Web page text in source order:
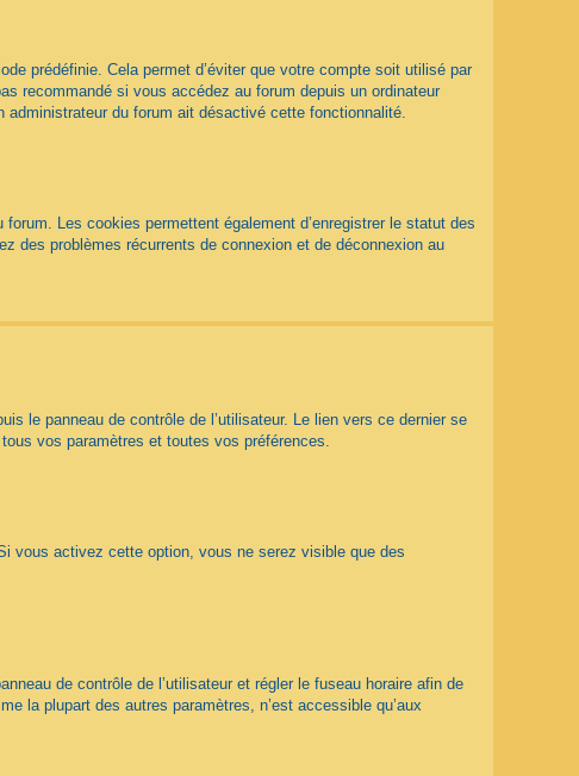
prédéfinie. Cela permet d’éviter que votre compte soit utilisé par
recommandé si vous accédez au forum depuis un ordinateur
du forum ait désactivé cette fonctionnalité.
Les cookies permettent également d’enregistrer le statut des
des problèmes récurrents de connexion et de déconnexion au
le panneau de contrôle de l’utilisateur. Le lien vers ce dernier se
vos paramètres et toutes vos préférences.
vous activez cette option, vous ne serez visible que des
de contrôle de l’utilisateur et régler le fuseau horaire afin de
la plupart des autres paramètres, n’est accessible qu’aux